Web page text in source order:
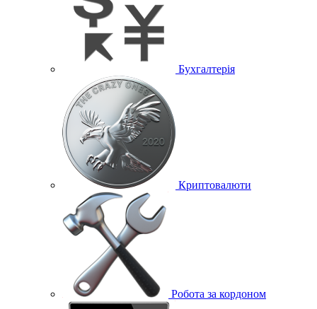
Бухгалтерія
Криптовалюти
Робота за кордоном